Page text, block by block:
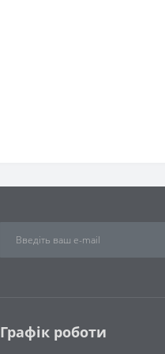
Графік роботи